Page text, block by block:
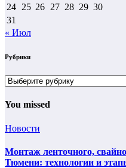
24 25 26 27 28 29 30
31
« Июл
Рубрики
Рубрики
You missed
Новости
Монтаж ленточного,
Тюмени: технологии и